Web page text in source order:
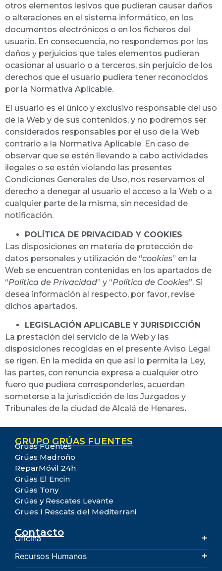
otros elementos lesivos que pudieran causar daños
o alteraciones en el sistema informático, en los
documentos electrónicos o en los ficheros del
usuario. En consecuencia, no respondemos por los
daños y perjuicios que tales elementos pudieran
ocasionar al usuario o a terceros, sin perjuicio de los
derechos que el usuario pudiera tener reconocidos
por la Normativa Aplicable.
El usuario es el único y exclusivo responsable del uso
de la Web y de sus contenidos, y no podremos ser
considerados responsables por el uso de la Web
contrario a la Normativa Aplicable. En caso de
observar que se estén llevando a cabo actividades
ilegales o se estén violando las presentes
Condiciones Generales de Uso, nos reservamos el
derecho a denegar al usuario el acceso a la Web o a
cualquier parte de la misma, sin necesidad de
notificación.
POLÍTICA DE PRIVACIDAD Y COOKIES
Las disposiciones en materia de protección de
datos personales y utilización de “cookies” en la
Web se encuentran contenidas en los apartados de
“Política de Privacidad” y “Política de Cookies”. Si
desea información al respecto, por favor, revise
dichos apartados.
LEGISLACIÓN APLICABLE Y JURISDICCIÓN
La prestación del servicio de la Web y las
disposiciones recogidas en el presente Aviso Legal
se rigen. En la medida en que así lo permita la Ley,
las partes, con renuncia expresa a cualquier otro
fuero que pudiera corresponderles, acuerdan
someterse a la jurisdicción de los Juzgados y
Tribunales de la ciudad de Alcalá de Henares.
GRUPO GRÚAS FUENTES
Grúas Fuentes
Grúas Madroño
ReparMóvil 24h
Grúas El Encin
Grúas Tony
Grúas y Rescates Levante
Grues I Rescats del Mediterrani
Contacto
Oficina
Recursos Humanos